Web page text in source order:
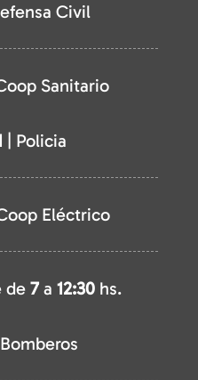
Civil
Sanitario
| Policia
Eléctrico
de7 a12:30 hs.
Bomberos